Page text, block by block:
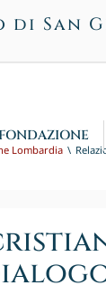
di San
FONDAZIONE
Lombardia